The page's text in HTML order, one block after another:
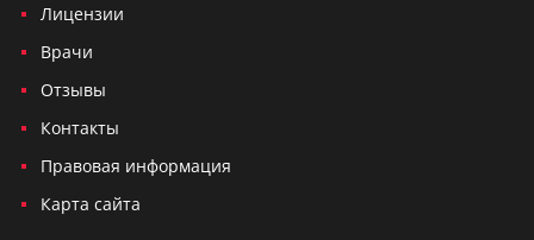
Лицензии
Врачи
Отзывы
Контакты
Правовая информация
Карта сайта